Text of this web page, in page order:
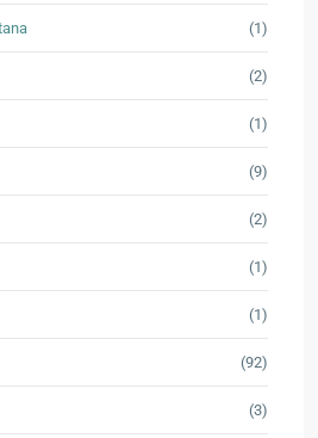
(1)
(2)
(1)
(9)
(2)
(1)
(1)
(92)
(3)